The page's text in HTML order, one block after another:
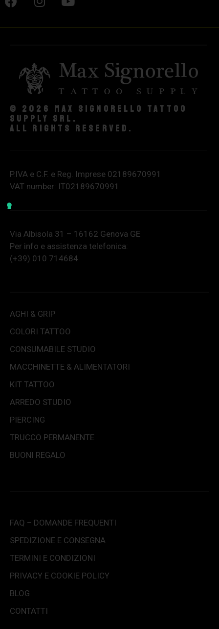
© 2026 Max Signorello Tattoo
supply srl.
All rights reserved.
P.IVA e C.F. e Reg. Imprese 02189670991
VAT number: IT02189670991
Via Albisola 31 – 16162 Genova GE
Per info e assistenza telefonica:
(+39) 010 714684
AGHI & GRIP
COLORI TATTOO
CONSUMABILE STUDIO
MACCHINETTE & ALIMENTATORI
KIT TATTOO
ARREDO STUDIO
PIERCING
TRUCCO PERMANENTE
BUONI REGALO
FAQ – DOMANDE FREQUENTI
SPEDIZIONE E CONSEGNA
TERMINI E CONDIZIONI
PRIVACY E COOKIE POLICY
BLOG
CONTATTI